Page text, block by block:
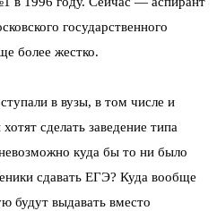
государственного
более жестко.
в вузы, в том числе и
сделать заведение типа
куда бы то ни было
сдавать ЕГЭ? Куда вообще
будут выдавать вместо